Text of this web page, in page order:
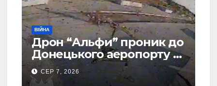
ВІЙНА
Дрон “Альфи” проник до
Донецького аеропорту та
спалив “Шахед” ще до
запуску
СЕР 7, 2026